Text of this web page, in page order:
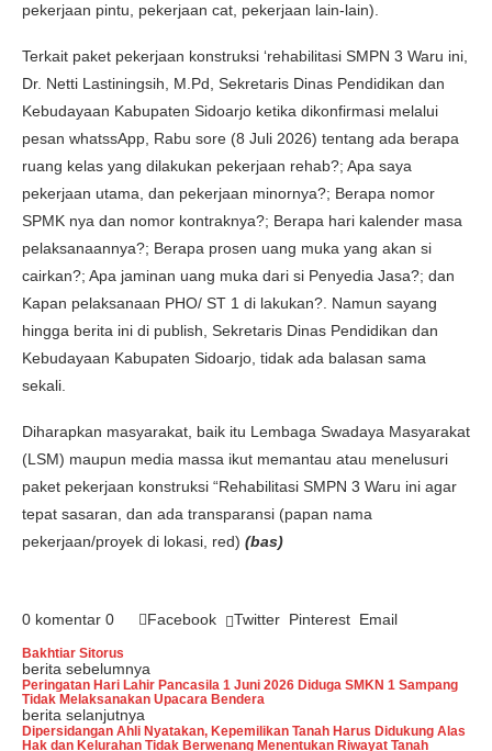
pekerjaan pintu, pekerjaan cat, pekerjaan lain-lain).
Terkait paket pekerjaan konstruksi ‘rehabilitasi SMPN 3 Waru ini,
Dr. Netti Lastiningsih, M.Pd, Sekretaris Dinas Pendidikan dan
Kebudayaan Kabupaten Sidoarjo ketika dikonfirmasi melalui
pesan whatssApp, Rabu sore (8 Juli 2026) tentang ada berapa
ruang kelas yang dilakukan pekerjaan rehab?; Apa saya
pekerjaan utama, dan pekerjaan minornya?; Berapa nomor
SPMK nya dan nomor kontraknya?; Berapa hari kalender masa
pelaksanaannya?; Berapa prosen uang muka yang akan si
cairkan?; Apa jaminan uang muka dari si Penyedia Jasa?; dan
Kapan pelaksanaan PHO/ ST 1 di lakukan?. Namun sayang
hingga berita ini di publish, Sekretaris Dinas Pendidikan dan
Kebudayaan Kabupaten Sidoarjo, tidak ada balasan sama
sekali.
Diharapkan masyarakat, baik itu Lembaga Swadaya Masyarakat
(LSM) maupun media massa ikut memantau atau menelusuri
paket pekerjaan konstruksi “Rehabilitasi SMPN 3 Waru ini agar
tepat sasaran, dan ada transparansi (papan nama
pekerjaan/proyek di lokasi, red) (bas)
0 komentar 0 Facebook Twitter Pinterest Email
Bakhtiar Sitorus
berita sebelumnya
Peringatan Hari Lahir Pancasila 1 Juni 2026 Diduga SMKN 1 Sampang
Tidak Melaksanakan Upacara Bendera
berita selanjutnya
Dipersidangan Ahli Nyatakan, Kepemilikan Tanah Harus Didukung Alas
Hak dan Kelurahan Tidak Berwenang Menentukan Riwayat Tanah